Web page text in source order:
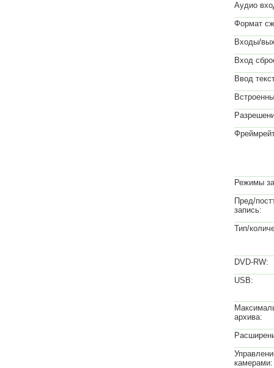
Аудио
Формат
Входы/
Вход
Ввод
Режимы
Пред/
запись:
Тип/
DVD-RW:
USB:
архива:
камерами: